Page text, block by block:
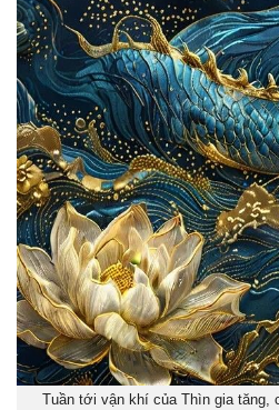
Tuần tới vận khí của Thìn gia tăng,